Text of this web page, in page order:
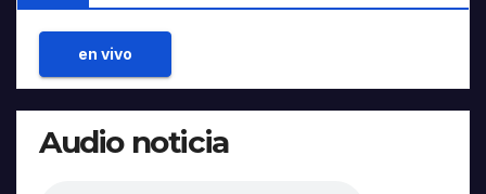
en vivo
Audio noticia